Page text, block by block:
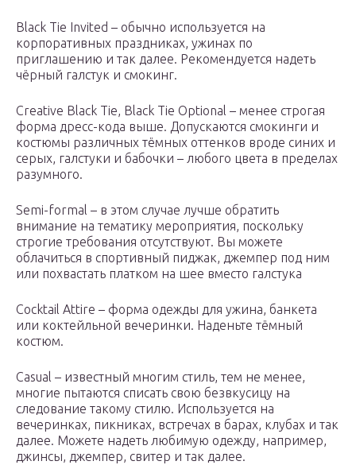
Black Tie Invited – обычно используется на
корпоративных праздниках, ужинах по
приглашению и так далее. Рекомендуется надеть
чёрный галстук и смокинг.
Creative Black Tie, Black Tie Optional – менее строгая
форма дресс-кода выше. Допускаются смокинги и
костюмы различных тёмных оттенков вроде синих и
серых, галстуки и бабочки – любого цвета в пределах
разумного.
Semi-formal – в этом случае лучше обратить
внимание на тематику мероприятия, поскольку
строгие требования отсутствуют. Вы можете
облачиться в спортивный пиджак, джемпер под ним
или похвастать платком на шее вместо галстука
Cocktail Attire – форма одежды для ужина, банкета
или коктейльной вечеринки. Наденьте тёмный
костюм.
Casual – известный многим стиль, тем не менее,
многие пытаются списать свою безвкусицу на
следование такому стилю. Используется на
вечеринках, пикниках, встречах в барах, клубах и так
далее. Можете надеть любимую одежду, например,
джинсы, джемпер, свитер и так далее.